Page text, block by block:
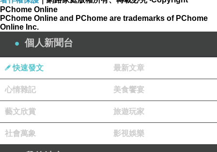
PChome Online
PChome Online and PChome are trademarks of PChome
Online Inc.
個人新聞台
快速發文 最新文章
心情雜記 美食饗宴
藝文欣賞 旅遊玩家
社會萬象 影視娛樂